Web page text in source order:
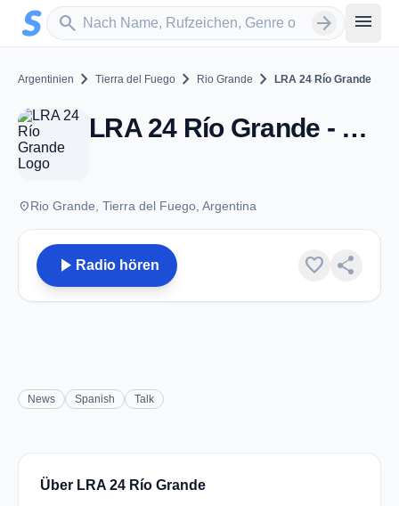
Zum Hauptinhalt springen
search
Sender suchen arrow_forward menu
Argentinien chevron_right Tierra del Fuego chevron_right Rio Grande chevron_right LRA 24 Río Grande
LRA 24 Río Grande - FM 88.1 - Rio Grande
placeRio Grande, Tierra del Fuego, Argentina
play_arrow Radio hören favorite share
News Spanish Talk
Über LRA 24 Río Grande